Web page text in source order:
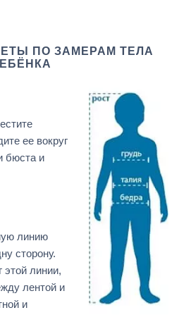
ПО ЗАМЕРАМ ТЕЛА
ее вокруг
бюста и
линию
сторону.
этой линии,
лентой и
и